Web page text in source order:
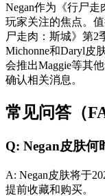
Negan作为《行尸
玩家关注的焦点。
尸走肉：斯城》第2
Michonne和Daryl皮
会推出Maggie等其
确认相关消息。
常见问答（
Q: Negan皮肤何
A: Negan皮肤将于
提前收藏和购买。